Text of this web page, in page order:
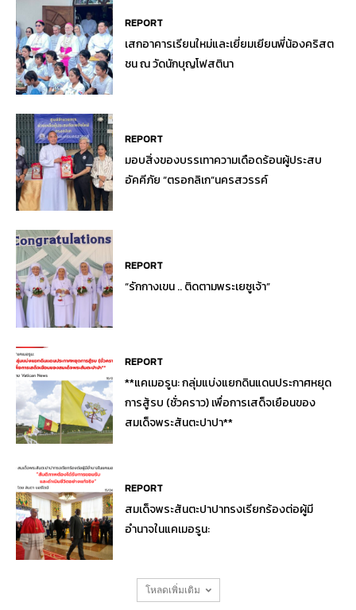
REPORT
เสกอาคารเรียนใหม่และเยี่ยมเยียนพี่น้องคริสต
ชน ณ วัดนักบุญโฟสตินา
REPORT
มอบสิ่งของบรรเทาความเดือดร้อนผู้ประสบ
อัคคีภัย “ตรอกลิเก”นครสวรรค์
REPORT
“รักกางเขน .. ติดตามพระเยซูเจ้า”
REPORT
**แคเมอรูน: กลุ่มแบ่งแยกดินแดนประกาศหยุด
การสู้รบ (ชั่วคราว) เพื่อการเสด็จเยือนของ
สมเด็จพระสันตะปาปา**
REPORT
สมเด็จพระสันตะปาปาทรงเรียกร้องต่อผู้มี
อำนาจในแคเมอรูน:
โหลดเพิ่มเติม